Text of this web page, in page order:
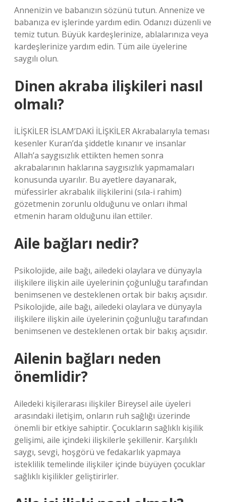
Annenizin ve babanızın sözünü tutun. Annenize ve
babanıza ev işlerinde yardım edin. Odanızı düzenli ve
temiz tutun. Büyük kardeşlerinize, ablalarınıza veya
kardeşlerinize yardım edin. Tüm aile üyelerine
saygılı olun.
Dinen akraba ilişkileri nasıl
olmalı?
İLİŞKİLER İSLAM’DAKİ İLİŞKİLER Akrabalarıyla teması
kesenler Kuran’da şiddetle kınanır ve insanlar
Allah’a saygısızlık ettikten hemen sonra
akrabalarının haklarına saygısızlık yapmamaları
konusunda uyarılır. Bu ayetlere dayanarak,
müfessirler akrabalık ilişkilerini (sıla-i rahim)
gözetmenin zorunlu olduğunu ve onları ihmal
etmenin haram olduğunu ilan ettiler.
Aile bağları nedir?
Psikolojide, aile bağı, ailedeki olaylara ve dünyayla
ilişkilere ilişkin aile üyelerinin çoğunluğu tarafından
benimsenen ve desteklenen ortak bir bakış açısıdır.
Psikolojide, aile bağı, ailedeki olaylara ve dünyayla
ilişkilere ilişkin aile üyelerinin çoğunluğu tarafından
benimsenen ve desteklenen ortak bir bakış açısıdır.
Ailenin bağları neden
önemlidir?
Ailedeki kişilerarası ilişkiler Bireysel aile üyeleri
arasındaki iletişim, onların ruh sağlığı üzerinde
önemli bir etkiye sahiptir. Çocukların sağlıklı kişilik
gelişimi, aile içindeki ilişkilerle şekillenir. Karşılıklı
saygı, sevgi, hoşgörü ve fedakarlık yapmaya
isteklilik temelinde ilişkiler içinde büyüyen çocuklar
sağlıklı kişilikler geliştirirler.